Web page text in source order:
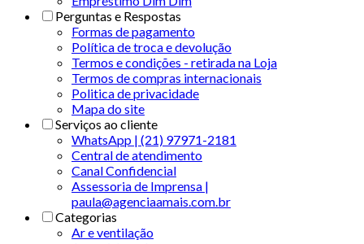
Perguntas e Respostas
Formas de pagamento
Política de troca e devolução
Termos e condições - retirada na Loja
Termos de compras internacionais
Politica de privacidade
Mapa do site
Serviços ao cliente
WhatsApp | (21) 97971-2181
Central de atendimento
Canal Confidencial
Assessoria de Imprensa |
paula@agenciaamais.com.br
Categorias
Ar e ventilação